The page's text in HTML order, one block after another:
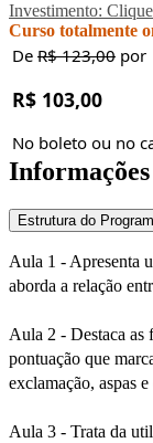
Investimento:
Curso totalmente
De R$ 123,00 por
R$ 103,00
No boleto ou no
Informações
Estrutura do
Aula 1 - Apresenta
aborda a relação
Aula 2 - Destaca as
pontuação que
exclamação, aspas
Aula 3 - Trata da